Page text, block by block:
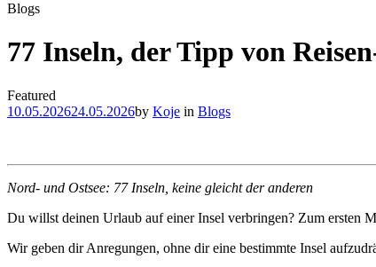
Blogs
77 Inseln, der Tipp von
Featured
10.05.202624.05.2026by Koje in Blogs
Nord- und Ostsee: 77 Inseln, keine gleicht der anderen
Du willst deinen Urlaub auf einer Insel verbringen? Zum ersten
Wir geben dir Anregungen, ohne dir eine bestimmte Insel